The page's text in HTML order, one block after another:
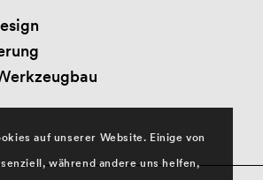
auf unserer Website. Einige von
während andere uns helfen,